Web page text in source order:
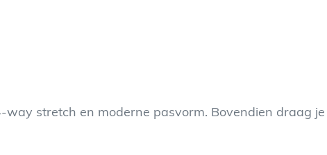
stretch en moderne pasvorm. Bovendien draag je